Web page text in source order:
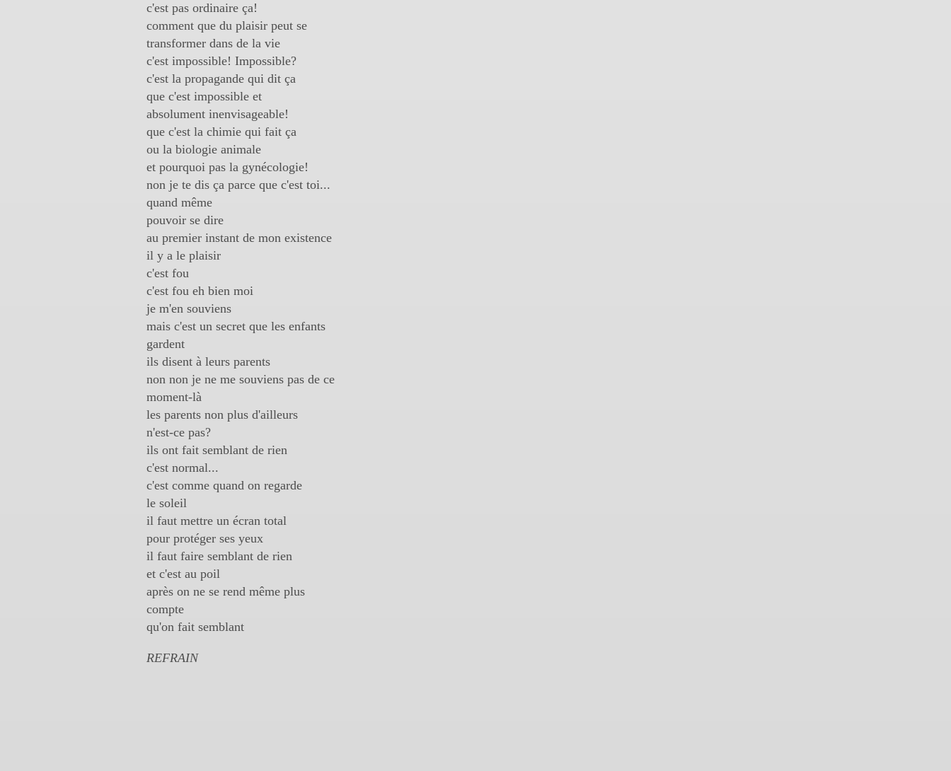
c'est pas ordinaire ça!
comment que du plaisir peut se
transformer dans de la vie
c'est impossible! Impossible?
c'est la propagande qui dit ça
que c'est impossible et
absolument inenvisageable!
que c'est la chimie qui fait ça
ou la biologie animale
et pourquoi pas la gynécologie!
non je te dis ça parce que c'est toi...
quand même
pouvoir se dire
au premier instant de mon existence
il y a le plaisir
c'est fou
c'est fou eh bien moi
je m'en souviens
mais c'est un secret que les enfants
gardent
ils disent à leurs parents
non non je ne me souviens pas de ce
moment-là
les parents non plus d'ailleurs
n'est-ce pas?
ils ont fait semblant de rien
c'est normal...
c'est comme quand on regarde
le soleil
il faut mettre un écran total
pour protéger ses yeux
il faut faire semblant de rien
et c'est au poil
après on ne se rend même plus
compte
qu'on fait semblant
REFRAIN